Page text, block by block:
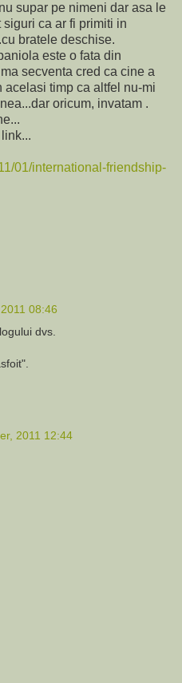
supar pe nimeni dar asa le
ca ar fi primiti in
bratele deschise.
este o fata din
secventa cred ca cine a
acelasi timp ca altfel nu-mi
oricum, invatam .
01/international-friendship-
08:46
dvs.
2011 12:44